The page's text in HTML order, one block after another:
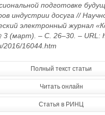
подготовке
индустрии досуга //
электронный журнал
(март). – С. 26–30. – URL:
2016/16044.htm
Полный текст статьи
Читать онлайн
Статья в РИНЦ